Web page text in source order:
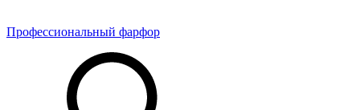
Профессиональный фарфор